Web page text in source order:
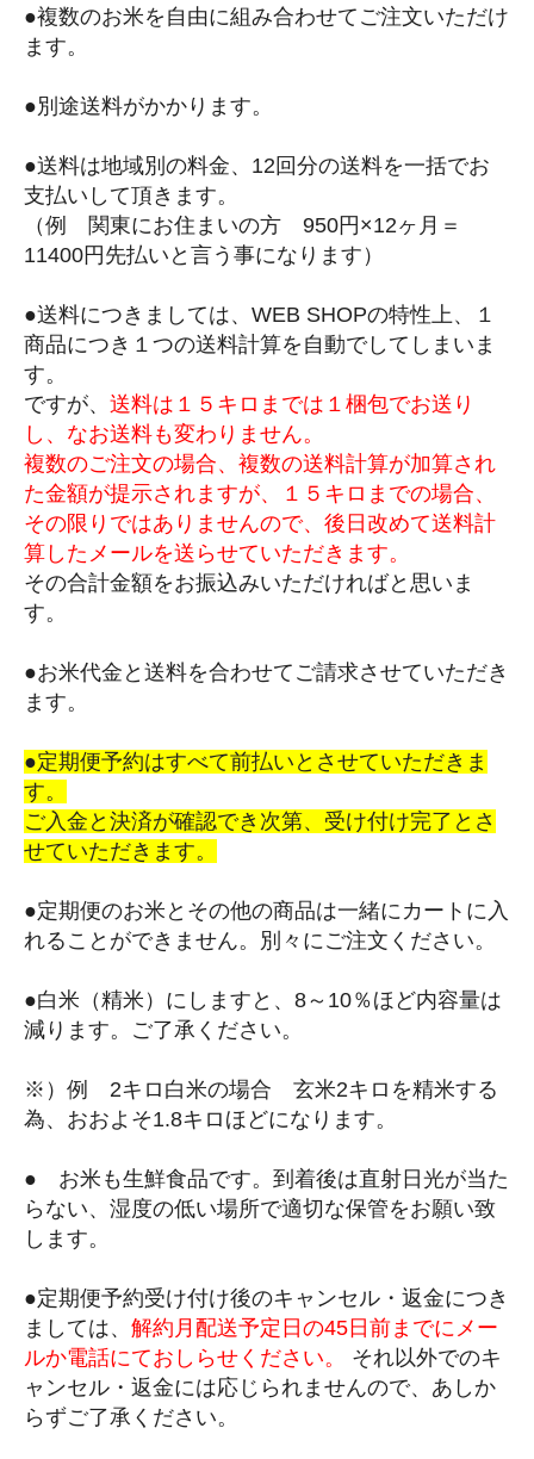
●複数のお米を自由に組み合わせてご注文いただけ
ます。
●別途送料がかかります。
●送料は地域別の料金、12回分の送料を一括でお
支払いして頂きます。
（例 関東にお住まいの方 950円×12ヶ月＝
11400円先払いと言う事になります）
●送料につきましては、WEB SHOPの特性上、１
商品につき１つの送料計算を自動でしてしまいま
す。
ですが、 送料は１５キロまでは１梱包でお送り
し、なお送料も変わりません。
複数のご注文の場合、複数の送料計算が加算され
た金額が提示されますが、１５キロまでの場合、
その限りではありませんので、後日改めて送料計
算したメールを送らせていただきます。
その合計金額をお振込みいただければと思いま
す。
●お米代金と送料を合わせてご請求させていただき
ます。
●定期便予約はすべて前払いとさせていただきま
す。
ご入金と決済が確認でき次第、受け付け完了とさ
せていただきます。
●定期便のお米とその他の商品は一緒にカートに入
れることができません。別々にご注文ください。
●白米（精米）にしますと、8～10％ほど内容量は
減ります。ご了承ください。
※）例 2キロ白米の場合 玄米2キロを精米する
為、おおよそ1.8キロほどになります。
● お米も生鮮食品です。到着後は直射日光が当た
らない、湿度の低い場所で適切な保管をお願い致
します。
●定期便予約受け付け後のキャンセル・返金につき
ましては、 解約月配送予定日の45日前までにメー
ルか電話にておしらせください。 それ以外でのキ
ャンセル・返金には応じられませんので、あしか
らずご了承ください。